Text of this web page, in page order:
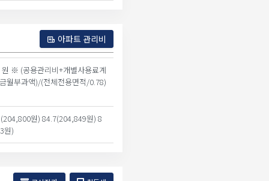
아파트 관리비
※ (공용관리비+개별사용료계
월부과액)/(전체전용면적/0.78)
원) 84.7(204,849원) 8
원)